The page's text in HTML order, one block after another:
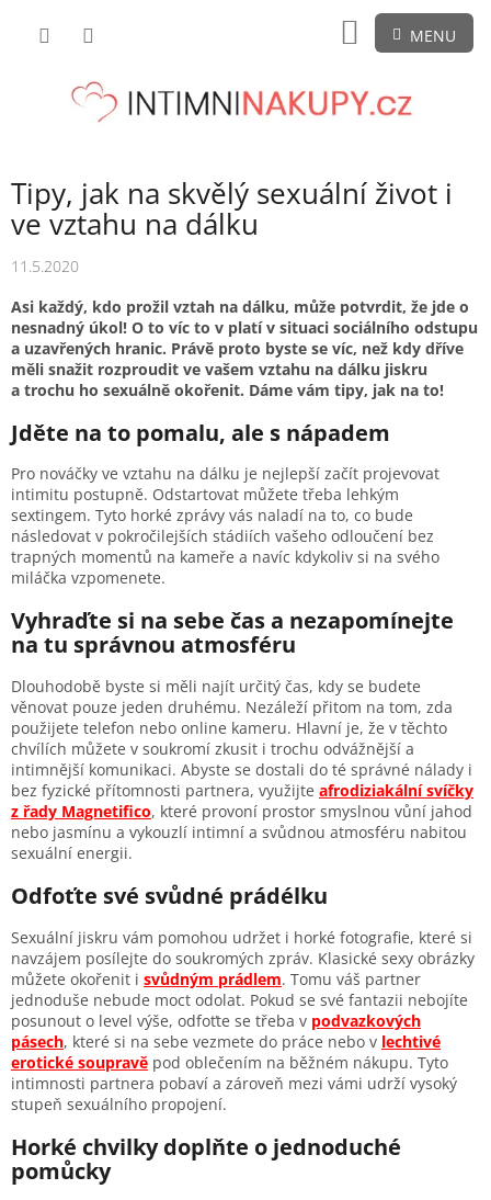
NÁKUPNÍ
KOŠÍK
Tipy, jak na skvělý sexuální život i
ve vztahu na dálku
11.5.2020
Asi každý, kdo prožil vztah na dálku, může potvrdit, že jde o
nesnadný úkol! O to víc to v platí v situaci sociálního odstupu
a uzavřených hranic. Právě proto byste se víc, než kdy dříve
měli snažit rozproudit ve vašem vztahu na dálku jiskru
a trochu ho sexuálně okořenit. Dáme vám tipy, jak na to!
Jděte na to pomalu, ale s nápadem
Pro nováčky ve vztahu na dálku je nejlepší začít projevovat
intimitu postupně. Odstartovat můžete třeba lehkým
sextingem. Tyto horké zprávy vás naladí na to, co bude
následovat v pokročilejších stádiích vašeho odloučení bez
trapných momentů na kameře a navíc kdykoliv si na svého
miláčka vzpomenete.
Vyhraďte si na sebe čas a nezapomínejte
na tu správnou atmosféru
Dlouhodobě byste si měli najít určitý čas, kdy se budete
věnovat pouze jeden druhému. Nezáleží přitom na tom, zda
použijete telefon nebo online kameru. Hlavní je, že v těchto
chvílích můžete v soukromí zkusit i trochu odvážnější a
intimnější komunikaci. Abyste se dostali do té správné nálady i
bez fyzické přítomnosti partnera, využijte afrodiziakální svíčky
z řady Magnetifico, které provoní prostor smyslnou vůní jahod
nebo jasmínu a vykouzlí intimní a svůdnou atmosféru nabitou
sexuální energii.
Odfoťte své svůdné prádélku
Sexuální jiskru vám pomohou udržet i horké fotografie, které si
navzájem posílejte do soukromých zpráv. Klasické sexy obrázky
můžete okořenit i svůdným prádlem. Tomu váš partner
jednoduše nebude moct odolat. Pokud se své fantazii nebojíte
posunout o level výše, odfoťte se třeba v podvazkových
pásech, které si na sebe vezmete do práce nebo v lechtivé
erotické soupravě pod oblečením na běžném nákupu. Tyto
intimnosti partnera pobaví a zároveň mezi vámi udrží vysoký
stupeň sexuálního propojení.
Horké chvilky doplňte o jednoduché
pomůcky